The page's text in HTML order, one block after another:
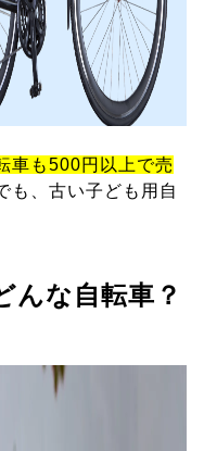
車も500円以上で売
も、古い子ども用自
んな自転車？